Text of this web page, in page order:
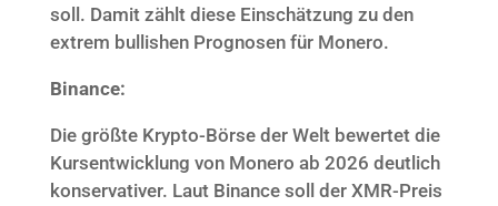
soll. Damit zählt diese Einschätzung zu den
extrem bullishen Prognosen für Monero.
Binance:
Die größte Krypto-Börse der Welt bewertet die
Kursentwicklung von Monero ab 2026 deutlich
konservativer. Laut Binance soll der XMR-Preis